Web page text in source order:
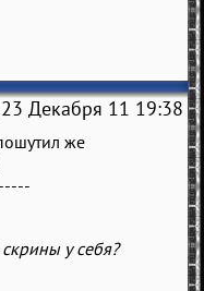
23 Декабря 11 19:38
же
у себя?